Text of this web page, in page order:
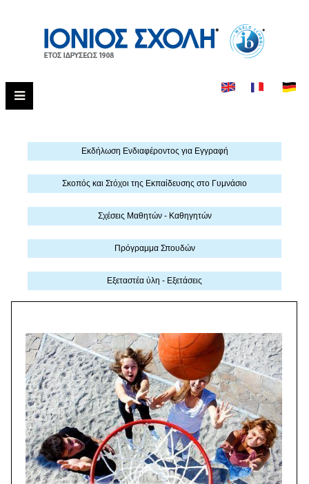
Εκδήλωση Eνδιαφέροντος για Εγγραφή
Σκοπός και Στόχοι της Εκπαίδευσης στο Γυμνάσιο
Σχέσεις Μαθητών - Καθηγητών
Πρόγραμμα Σπουδών
Εξεταστέα ύλη - Εξετάσεις